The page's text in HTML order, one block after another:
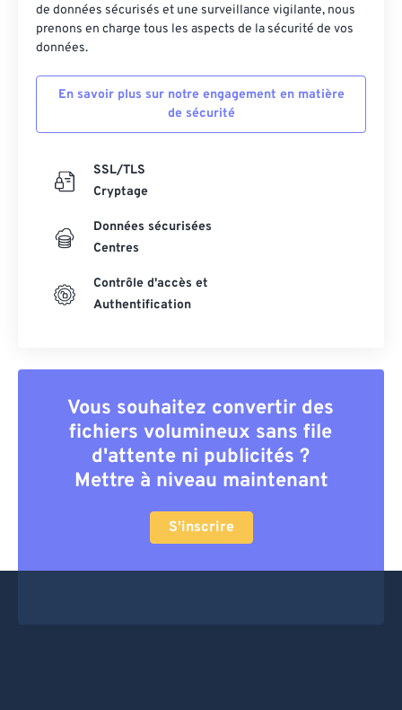
de données sécurisés et une surveillance vigilante, nous
prenons en charge tous les aspects de la sécurité de vos
données.
En savoir plus sur notre engagement en matière
de sécurité
SSL/TLS
Cryptage
Données sécurisées
Centres
Contrôle d'accès et
Authentification
Vous souhaitez convertir des
fichiers volumineux sans file
d'attente ni publicités ?
Mettre à niveau maintenant
S'inscrire